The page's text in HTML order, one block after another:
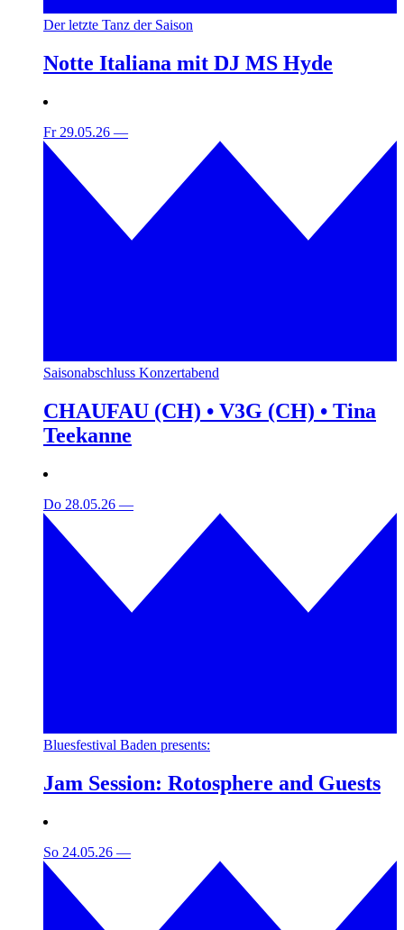
Der letzte Tanz der Saison
Notte Italiana mit DJ MS Hyde
Fr 29.05.26 —
Saisonabschluss Konzertabend
CHAUFAU (CH) • V3G (CH) • Tina
Teekanne
Do 28.05.26 —
Bluesfestival Baden presents:
Jam Session: Rotosphere and Guests
So 24.05.26 —